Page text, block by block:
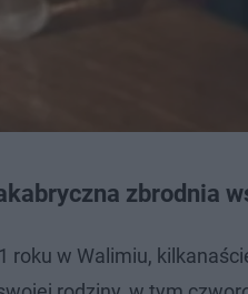
zbrodnia
roku w Walimiu,